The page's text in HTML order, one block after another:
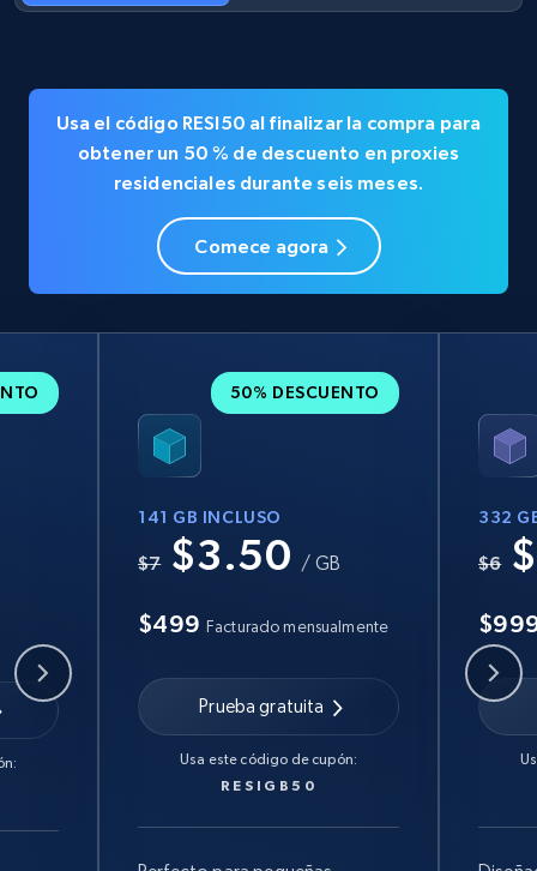
Usa el código RESI50 al finalizar la compra para
obtener un 50 % de descuento enproxies
residenciales durante seis meses.
Comece agora
50% DESCUENTO
141 GB INCLUSO
$7 $3.50 / GB
$499 Facturado mensualmente
Prueba gratuita
Usa este código de cupón:
RESIGB50
332
$6